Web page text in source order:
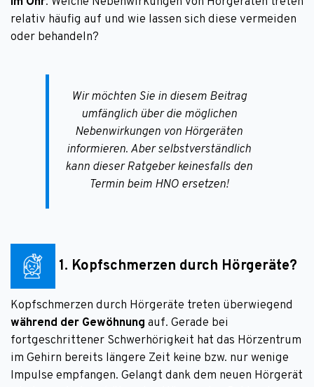
relativ häufig auf und wie lassen sich diese vermeiden
oder behandeln?
Wir möchten Sie in diesem Beitrag
umfänglich über die möglichen
Nebenwirkungen von Hörgeräten
informieren. Aber selbstverständlich
kann dieser Ratgeber keinesfalls den
Termin beim HNO ersetzen!
1. Kopfschmerzen durch Hörgeräte?
Kopfschmerzen durch Hörgeräte treten überwiegend
während der Gewöhnung auf. Gerade bei
fortgeschrittener Schwerhörigkeit hat das Hörzentrum
im Gehirn bereits längere Zeit keine bzw. nur wenige
Impulse empfangen. Gelangt dank dem neuen Hörgerät